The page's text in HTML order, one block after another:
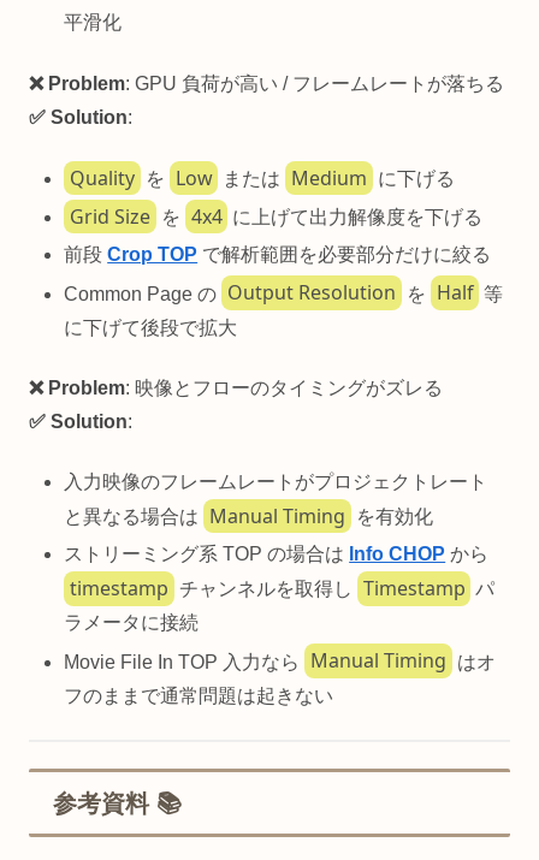
平滑化
❌ Problem: GPU 負荷が高い / フレームレートが落ちる
✅ Solution:
Quality を Low または Medium に下げる
Grid Size を 4x4 に上げて出力解像度を下げる
前段Crop TOP で解析範囲を必要部分だけに絞る
Common Page の Output Resolution を Half 等
に下げて後段で拡大
❌ Problem: 映像とフローのタイミングがズレる
✅ Solution:
入力映像のフレームレートがプロジェクトレート
と異なる場合は
Manual Timing
を有効化
ストリーミング系 TOP の場合は Info CHOP から
timestamp チャンネルを取得し Timestamp パ
ラメータに接続
Movie File In TOP 入力なら
Manual Timing
はオ
フのままで通常問題は起きない
参考資料 📚